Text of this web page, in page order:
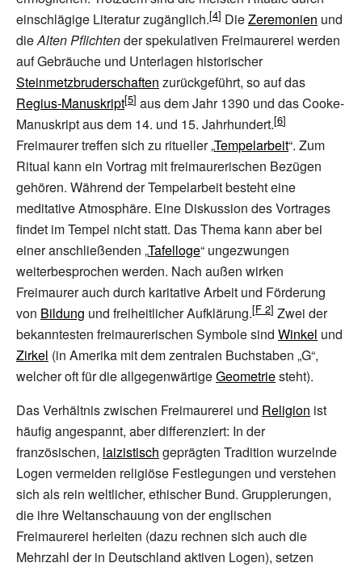
einschlägige Literatur zugänglich.
DieZeremonien und
dieAlten Pflichtender spekulativen Freimaurerei werden
auf Gebräuche und Unterlagen historischer
Steinmetzbruderschaften zurückgeführt, so auf das
Regius-Manuskript
aus dem Jahr 1390 und das Cooke-
Manuskript aus dem 14. und 15. Jahrhundert.
Freimaurer treffen sich zu ritueller „Tempelarbeit“. Zum
Ritual kann ein Vortrag mit freimaurerischen Bezügen
gehören. Während der Tempelarbeit besteht eine
meditative Atmosphäre. Eine Diskussion des Vortrages
findet im Tempel nicht statt. Das Thema kann aber bei
einer anschließenden „Tafelloge“ ungezwungen
weiterbesprochen werden. Nach außen wirken
Freimaurer auch durch karitative Arbeit und Förderung
von Bildung und freiheitlicher Aufklärung.
Zwei der
bekanntesten freimaurerischen Symbole sind Winkel und
Zirkel (in Amerika mit dem zentralen Buchstaben „G“,
welcher oft für die allgegenwärtigeGeometriesteht).
Das Verhältnis zwischen Freimaurerei und Religion ist
häufig angespannt, aber differenziert: In der
französischen, laizistisch geprägten Tradition wurzelnde
Logen vermeiden religiöse Festlegungen und verstehen
sich als rein weltlicher, ethischer Bund. Gruppierungen,
die ihre Weltanschauung von der englischen
Freimaurerei herleiten (dazu rechnen sich auch die
Mehrzahl der in Deutschland aktiven Logen), setzen